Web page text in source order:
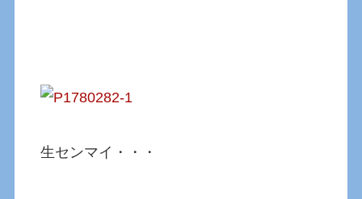
生センマイ・・・